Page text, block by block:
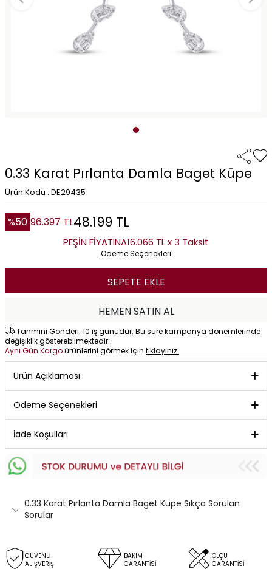
0.33 Karat Pırlanta Damla Baget Küpe
Ürün Kodu : DE29435
%50 96.397TL48.199 TL
PEŞİN FİYATINA16.066 TL x 3 Taksit
Ödeme Seçenekleri
SEPETE EKLE
HEMEN SATIN AL
Tahmini Gönderi: 10 iş günüdür. Bu süre kampanya dönemlerinde
değişiklik gösterebilmektedir.
Aynı Gün Kargoürünlerini görmek için tıklayınız.
Ürün Açıklaması
Ödeme Seçenekleri
İade Koşulları
0.33 Karat Pırlanta Damla Baget Küpe Sıkça Sorulan
Sorular
GÜVENLİ
ALIŞVERİŞ
BAKIM
GARANTİSİ
ÖLÇÜ
GARANTİSİ